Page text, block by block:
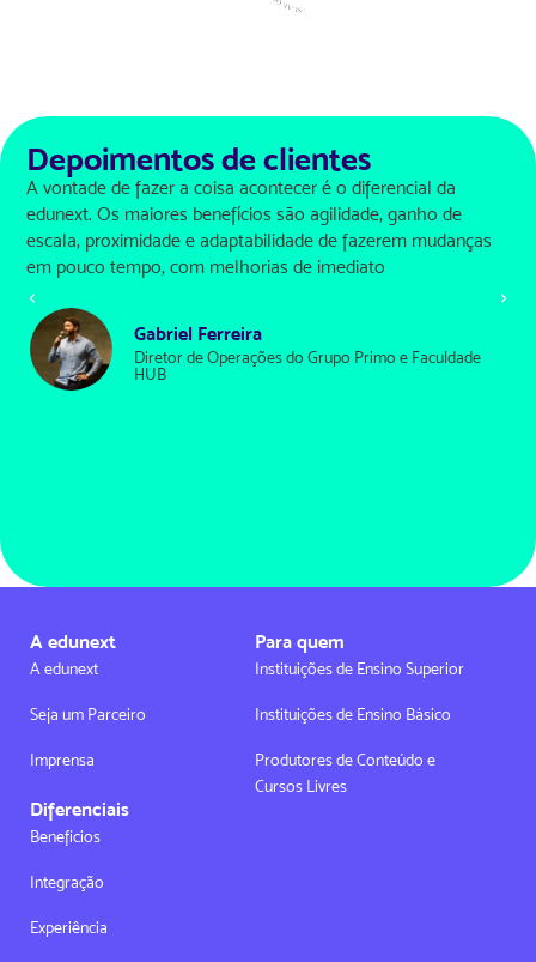
Depoimentos de clientes
A vontade de fazer a coisa acontecer é o diferencial da
edunext. Os maiores benefícios são agilidade, ganho de
escala, proximidade e adaptabilidade de fazerem mudanças
em pouco tempo, com melhorias de imediato
Gabriel Ferreira
Diretor de Operações do Grupo Primo e Faculdade
HUB
A edunext
A edunext
Seja um Parceiro
Imprensa
Diferenciais
Benefícios
Integração
Experiência
Para quem
Instituições de Ensino Superior
Instituições de Ensino Básico
Produtores de Conteúdo e
Cursos Livres